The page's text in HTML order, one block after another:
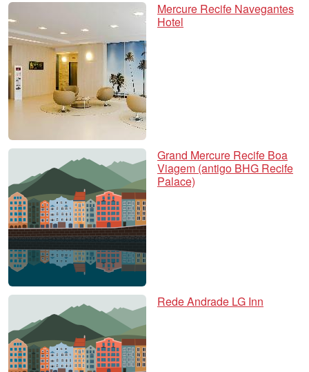
Mercure Recife Navegantes
Hotel
Grand Mercure Recife Boa
Viagem (antigo BHG Recife
Palace)
Rede Andrade LG Inn